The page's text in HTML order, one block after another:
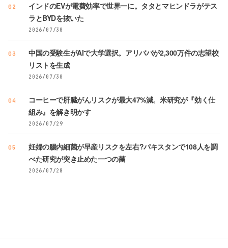
02
インドのEVが電費効率で世界一に。タタとマヒンドラがテス
ラとBYDを抜いた
2026/07/30
03
中国の受験生がAIで大学選択。アリババが2,300万件の志望校
リストを生成
2026/07/30
04
コーヒーで肝臓がんリスクが最大47%減。米研究が『効く仕
組み』を解き明かす
2026/07/29
05
妊婦の腸内細菌が早産リスクを左右?パキスタンで108人を調
べた研究が突き止めた一つの菌
2026/07/28